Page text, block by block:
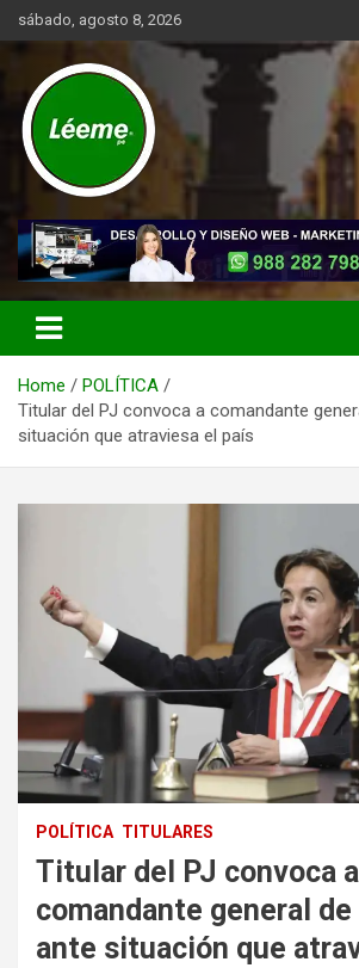
Skip
to
sábado, agosto 8, 2026
Léeme.pe
Noticias de actualidad del mundo distrital,
negocios a nivel de Lima Metropolitana,
de alcance nacional.
Home
POLÍTICA
Titular del PJ convoca a comandante
situación que atraviesa el país
POLÍTICA TITULARES
Titular del PJ convoca a
comandante general de
ante situación que